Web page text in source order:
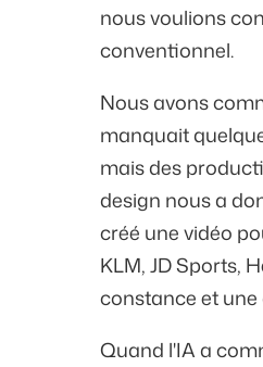
nous voulions
conventionnel.
Nous avons
manquait
mais des
design nous a
créé une vidéo
KLM, JD Sports,
constance et
Quand l'IA a